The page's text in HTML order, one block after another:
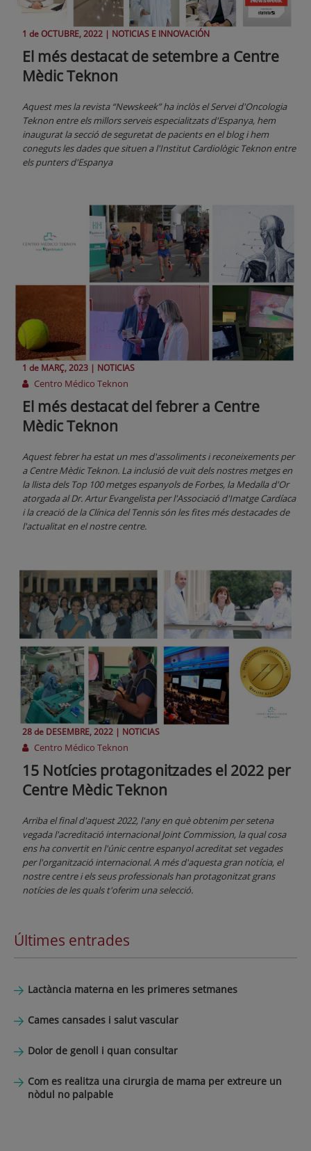
1 deOCTUBRE, 2022 | NOTICIAS E INNOVACIÓN
El més destacat de setembre a Centre
Mèdic Teknon
Aquest mes la revista “Newskeek” ha inclòs el Servei d'Oncologia
Teknon entre els millors serveis especialitzats d'Espanya, hem
inaugurat la secció de seguretat de pacients en el blog i hem
coneguts les dades que situen a l'Institut Cardiològic Teknon entre
els punters d'Espanya
1 de MARÇ, 2023 | NOTICIAS
Centro Médico Teknon
El més destacat del febrer a Centre
Mèdic Teknon
Aquest febrer ha estat un mes d'assoliments i reconeixements per
a Centre Mèdic Teknon. La inclusió de vuit dels nostres metges en
la llista dels Top 100 metges espanyols de Forbes, la Medalla d'Or
atorgada al Dr. Artur Evangelista per l'Associació d'Imatge Cardíaca
i la creació de la Clínica del Tennis són les fites més destacades de
l'actualitat en el nostre centre.
28 de DESEMBRE, 2022 | NOTICIAS
Centro Médico Teknon
15 Notícies protagonitzades el 2022 per
Centre Mèdic Teknon
Arriba el final d'aquest 2022, l'any en què obtenim per setena
vegada l'acreditació internacional Joint Commission, la qual cosa
ens ha convertit en l'únic centre espanyol acreditat set vegades
per l'organització internacional. A més d'aquesta gran notícia, el
nostre centre i els seus professionals han protagonitzat grans
notícies de les quals t'oferim una selecció.
Últimes entrades
Lactància materna en les primeres setmanes
Cames cansades i salut vascular
Dolor de genoll i quan consultar
Com es realitza una cirurgia de mama per extreure un
nòdul no palpable